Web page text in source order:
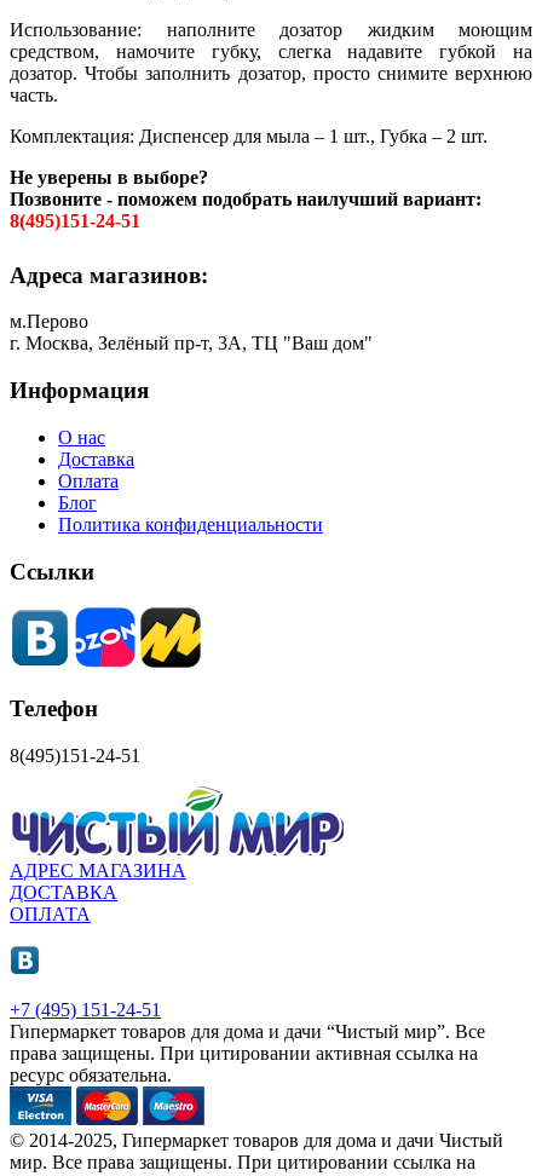
Использование: наполните дозатор жидким моющим
средством, намочите губку, слегка надавите губкой на
дозатор. Чтобы заполнить дозатор, просто снимите верхнюю
часть.
Комплектация: Диспенсер для мыла – 1 шт., Губка – 2 шт.
Не уверены в выборе?
Позвоните - поможем подобрать наилучший вариант:
8(495)151-24-51
Адреса магазинов:
м.Перово
г. Москва, Зелёный пр-т, 3А, ТЦ "Ваш дом"
Информация
О нас
Доставка
Оплата
Блог
Политика конфиденциальности
Ссылки
Телефон
8(495)151-24-51
АДРЕС МАГАЗИНА
ДОСТАВКА
ОПЛАТА
+7 (495) 151-24-51
Гипермаркет товаров для дома и дачи “Чистый мир”. Все
права защищены. При цитировании активная ссылка на
ресурс обязательна.
© 2014-2025, Гипермаркет товаров для дома и дачи Чистый
мир. Все права защищены. При цитировании ссылка на